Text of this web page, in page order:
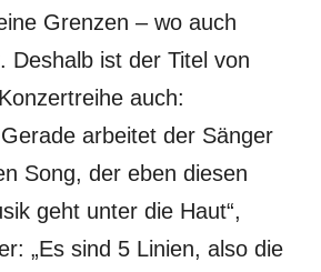
Impressionen
Kontakt
Grenzen – wo auch
Deshalb ist der Titel von
auch:
arbeitet der Sänger
Song, der eben diesen
geht unter die Haut“,
„Es sind 5 Linien, also die